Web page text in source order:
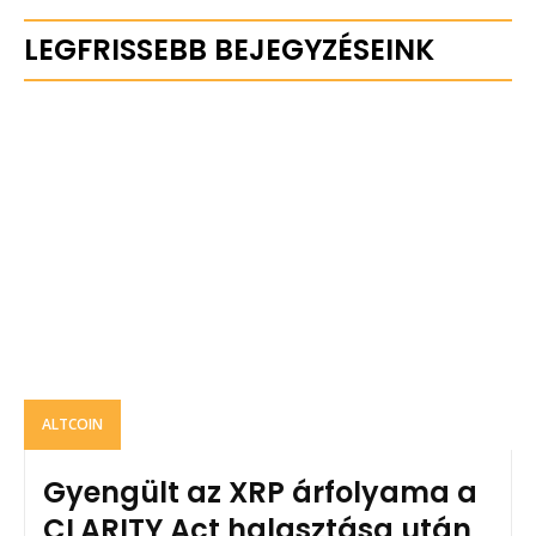
LEGFRISSEBB BEJEGYZÉSEINK
ALTCOIN
Gyengült az XRP árfolyama a